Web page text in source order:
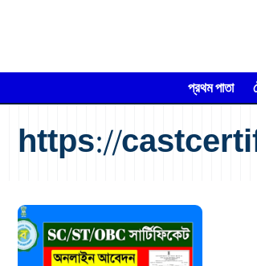
প্রথম পাতা
https://